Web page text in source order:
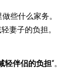
些什么家务。
妻子的负担。
轻伴侣的负担“。